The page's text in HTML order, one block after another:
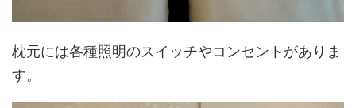
枕元には各種照明のスイッチやコンセントがありま
す。